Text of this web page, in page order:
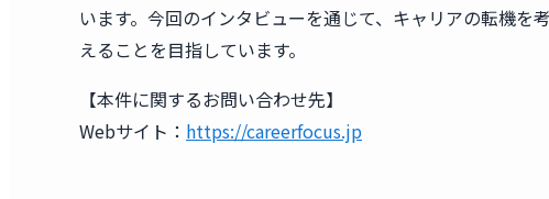
います。今回のインタビューを通じて、キャリアの転機
えることを目指しています。
【本件に関するお問い合わせ先】
Webサイト： https://careerfocus.jp